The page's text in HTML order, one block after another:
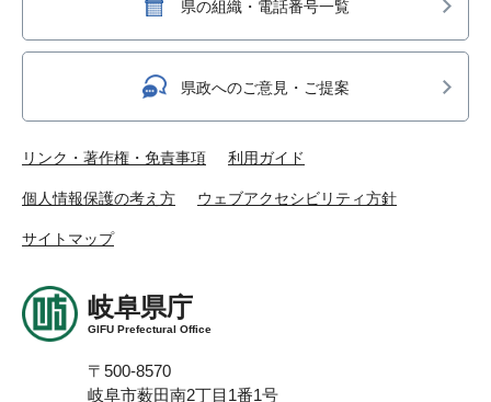
県の組織・電話番号一覧
県政へのご意見・ご提案
リンク・著作権・免責事項 利用ガイド
個人情報保護の考え方 ウェブアクセシビリティ方針
サイトマップ
岐阜県庁
GIFU Prefectural Office
〒500-8570
岐阜市薮田南2丁目1番1号